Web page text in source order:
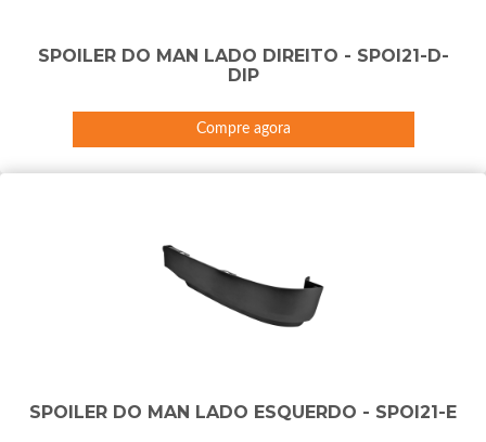
SPOILER DO MAN LADO DIREITO - SPOI21-D-
DIP
Compre agora
SPOILER DO MAN LADO ESQUERDO - SPOI21-E